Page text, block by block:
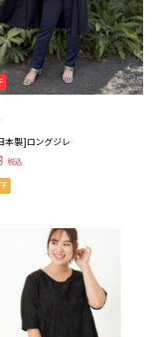
本製]ロングジレ
税込